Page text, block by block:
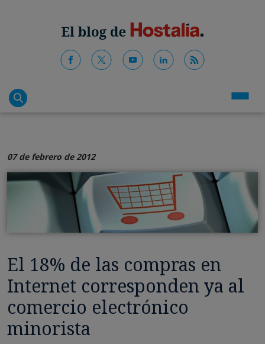
07 de febrero de 2012
El 18% de las compras en
Internet corresponden ya al
comercio electrónico
minorista